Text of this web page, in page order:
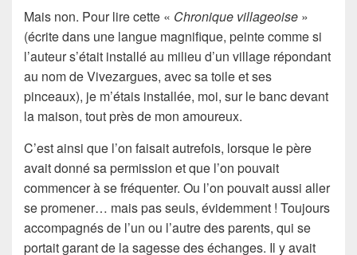
Mais non. Pour lire cette « Chronique villageoise »
(écrite dans une langue magnifique, peinte comme si
l’auteur s’était installé au milieu d’un village répondant
au nom deVivezargues, avec sa toile et ses
pinceaux), je m’étais installée, moi, sur le banc devant
la maison, tout près de mon amoureux.
C’est ainsi que l’on faisait autrefois, lorsque le père
avait donné sapermission et que l’on pouvait
commencer àse fréquenter. Ou l’on pouvait aussi aller
se promener… mais pas seuls, évidemment ! Toujours
accompagnés de l’un ou l’autre des parents, qui se
portait garantde la sagesse des échanges. Il y avait